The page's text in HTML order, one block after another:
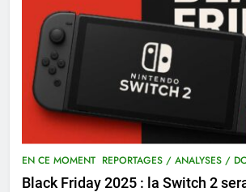
EN CE MOMENT REPORTAGES / ANALYSES /
Black Friday 2025 : la Switch 2